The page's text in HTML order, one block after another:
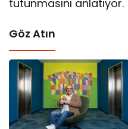
tutunmasını anlatıyor.
Göz Atın